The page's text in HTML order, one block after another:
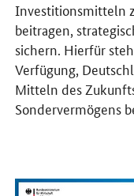
Investitionsmitteln
beitragen,
sichern. Hierfür
Verfügung,
Mitteln des
Sondervermögens
Öffnet PDF "Von der